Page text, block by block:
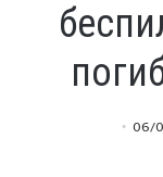
06/